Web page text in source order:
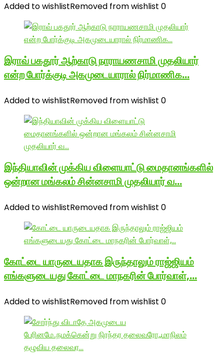
Added to wishlistRemoved from wishlist 0
இராவ் பகதூர் ஆற்காடு நாராயணசாமி முதலியார்
என்ற போர்க்குடி அகமுடையாரால் நிர்மாணிக…
Added to wishlistRemoved from wishlist 0
இந்தியாவின் முக்கிய விளையாட்டு மைதானங்களில்
ஒன்றான மங்கலம் சின்னசாமி முதலியார் வ…
Added to wishlistRemoved from wishlist 0
கோட்டை யாருடையதாக இருந்தாலும் ராஜ்ஜியம்
எங்களுடையது கோட்டை மாநகரின் போர்வாள்,…
Added to wishlistRemoved from wishlist 0